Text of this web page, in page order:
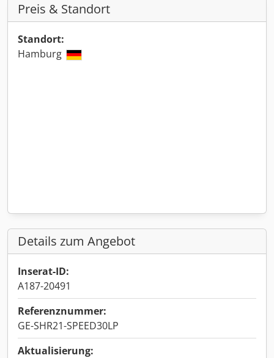
Preis & Standort
Standort:
Hamburg
Details zum Angebot
Inserat-ID:
A187-20491
Referenznummer:
GE-SHR21-SPEED30LP
Aktualisierung: